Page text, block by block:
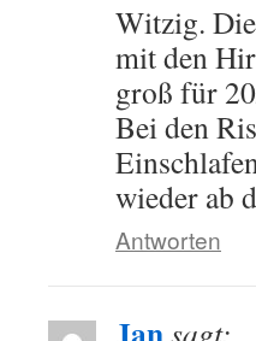
Witzig.
mit den
groß für
Bei den
wieder ab
Antworten
sagt: